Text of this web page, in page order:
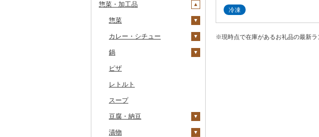
仙台牛
米沢牛
山形牛
上州牛
飛騨牛
近江牛
神戸牛・神戸ビーフ
但馬牛
水炊き
地鶏
赤鶏さつま
キャビア
その他魚卵
鮑（アワビ）
牡蠣（カキ）
あさり
サザエ
はまぐり
その他貝
鮮魚
鮭・サーモン
マグロ
カツオ
金目鯛
クエ
くじら
サバ
イカ・タコ
イカ
海苔・海藻
わかめ
ひじき
その他海苔・海藻
干物
ししゃも
その他干物
その他魚介・加工品
しらす・ちりめん
かまぼこ・練り製品
その他魚介・加工品
コシヒカリ
はえぬき
さがびより
ひとめぼれ
ミルキークィーン
ななつぼし
その他米
その他ぶどう・マスカ
梨
和梨
洋梨・ラフランス
マンゴー
みかん・柑橘
レモン
不知火・デコポン
せとか
文旦
まどんな
すいか
キウイ
柿（カキ）
ドライフルーツ
干し柿
干し芋
その他果物
びわ
根菜
人参
大根
レンコン
にんにく・生姜
その他根菜
アスパラガス
豆
きのこ
しいたけ
松茸
その他きのこ
その他野菜
山菜
かぼちゃ
茄子
レタス
バター
その他乳製品
地ビール・クラフトビ
純米吟醸
大吟醸
吟醸
芋焼酎
麦焼酎
米焼酎
その他焼酎
梅酒
泡盛
ワイン
赤ワイン
シャンパン・スパーク
ウイスキー
リキュール・洋酒
甘酒
ノンアルコール
その他酒
飲料
コーヒー豆
粉
茶
飲料
茶葉・ティーバッグ
足柄茶
知覧茶
八女茶
その他茶
果汁飲料
りんごジュース
紅茶
茶葉・ティーバッグ
その他飲料・ジュース
野菜ジュース
炭酸飲料
豆乳
その他飲料・ジュース
クッキー
焼き菓子
プリン
ゼリー
チョコレート
カステラ
アイス・ジェラート
その他洋菓子
煎餅・おかき
ラーメン
うどん
そば
パスタ
ひやむぎ
そうめん
その他麺
惣菜・加工品
惣菜
餃子
コロッケ
その他惣菜
カレー・シチュー
シチュー
鍋
肉
魚
その他鍋
ピザ
レトルト
スープ
豆腐・納豆
豆腐
漬物
冷凍
※現時点で在庫があるお礼品の最新ラ